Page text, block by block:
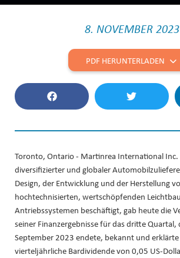
8. NOVEMBER 2023
PDF HERUNTERLADEN
Toronto, Ontario - Martinrea International Inc.
diversifizierter und globaler
Design, der Entwicklung und der Herstellung
hochtechnisierten, wertschöpfenden
Antriebssystemen beschäftigt, gab heute die
seiner Finanzergebnisse für das dritte Quartal,
September 2023 endete, bekannt und
vierteljährliche Bardividende von 0,05 US-